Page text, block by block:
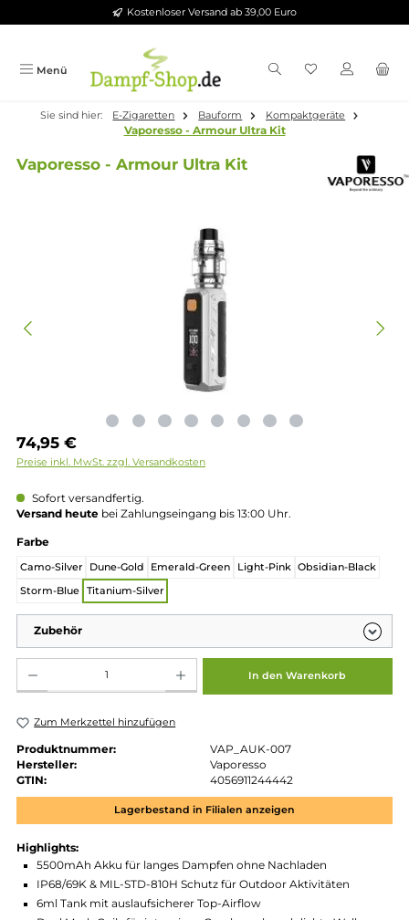
Zum Hauptinhalt springenKostenloser Versand ab 39,00 Euro
Menü
E-Zigaretten Bauform
74,95 €
Preise inkl. MwSt. zzgl. Versandkosten
Versand heutebei Zahlungseingang bis 13:00 Uhr.
auswählen
Camo-Silver Obsidian-
Storm-Blue Titanium-Silver
In den Warenkorb
Zum Merkzettel hinzufügen
Hersteller:
GTIN: 4056911244442
Lagerbestand in Filialen anzeigen